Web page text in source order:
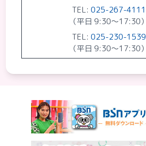
TEL: 025-267-4111
（平日 9:30〜17:30）
TEL: 025-230-1539
（平日 9:30〜17:30）